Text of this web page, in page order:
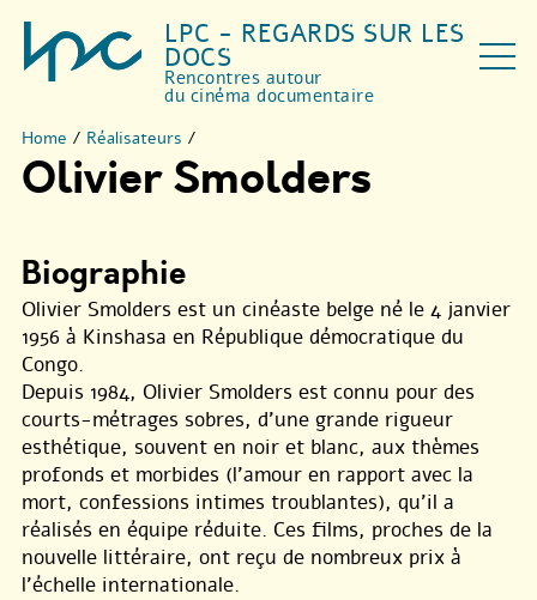
LPC - REGARDS SUR LES
DOCS
Rencontres autour
du cinéma documentaire
Home / Réalisateurs /
Olivier Smolders
Biographie
Olivier Smolders est un cinéaste belge né le 4 janvier
1956 à Kinshasa en République démocratique du
Congo.
Depuis 1984, Olivier Smolders est connu pour des
courts-métrages sobres, d’une grande rigueur
esthétique, souvent en noir et blanc, aux thèmes
profonds et morbides (l’amour en rapport avec la
mort, confessions intimes troublantes), qu’il a
réalisés en équipe réduite. Ces films, proches de la
nouvelle littéraire, ont reçu de nombreux prix à
l’échelle internationale.